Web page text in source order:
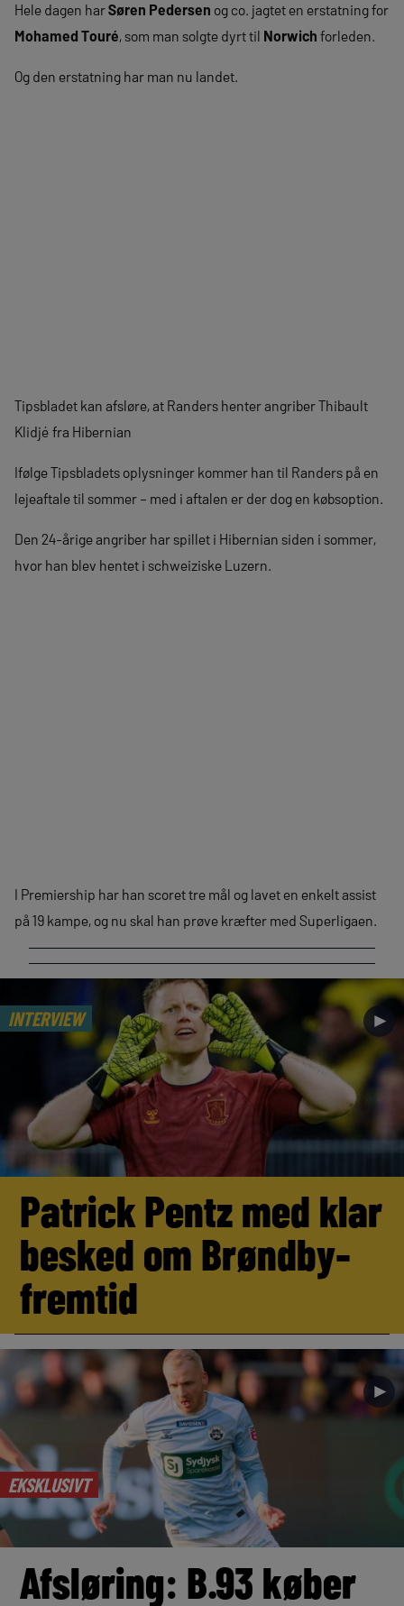
Hele dagen harSøren Pedersen og co. jagtet en erstatning for
Mohamed Touré, som man solgte dyrt til Norwich forleden.
Og den erstatning har man nu landet.
Tipsbladet kan afsløre, at Randers henter angriber Thibault
Klidjé fra Hibernian
Ifølge Tipsbladets oplysninger kommer han til Randers på en
lejeaftale til sommer – med i aftalen er der dog en købsoption.
Den 24-årige angriber har spillet i Hibernian siden i sommer,
hvor han blev hentet i schweiziske Luzern.
I Premiership har han scoret tre mål og lavet en enkelt assist
på 19 kampe, og nu skal han prøve kræfter med Superligaen.
INTERVIEW ►
Patrick Pentz med klar
besked om Brøndby-
fremtid
EKSKLUSIVT
►
Afsløring: B.93 køber